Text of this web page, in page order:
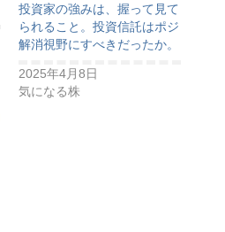
投資家の強みは、握って見て
られること。投資信託はポジ
解消視野にすべきだったか。
2025年4月8日
気になる株